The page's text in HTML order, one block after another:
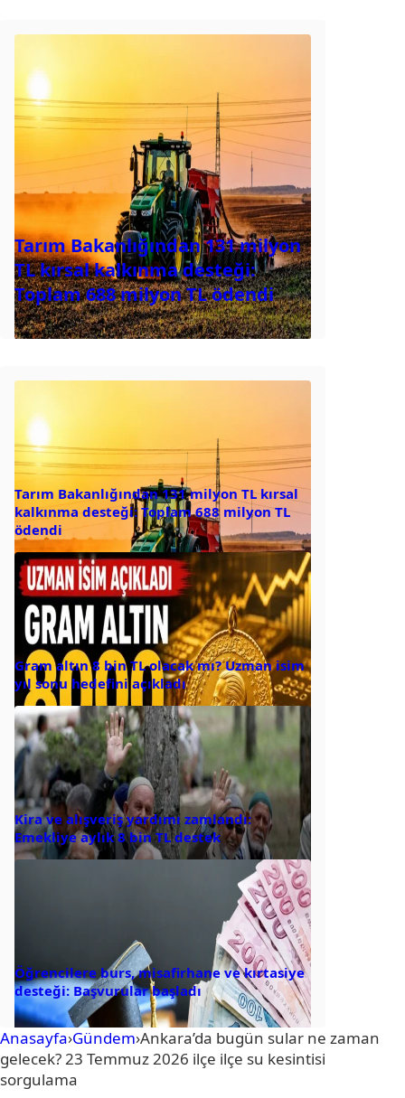
Tarım Bakanlığından 131 milyon
TL kırsal kalkınma desteği:
Toplam 688 milyon TL ödendi
Tarım Bakanlığından 131 milyon TL kırsal
kalkınma desteği: Toplam 688 milyon TL
ödendi
Gram altın 8 bin TL olacak mı? Uzman isim
yıl sonu hedefini açıkladı
Kira ve alışveriş yardımı zamlandı:
Emekliye aylık 8 bin TL destek
Öğrencilere burs, misafirhane ve kırtasiye
desteği: Başvurular başladı
Anasayfa›Gündem›Ankara’da bugün sular ne zaman
gelecek? 23 Temmuz 2026 ilçe ilçe su kesintisi
sorgulama